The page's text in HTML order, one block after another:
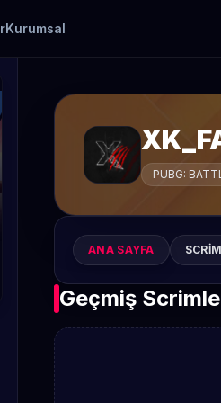
Kurumsal
PUBG:
ANA SAYFA
Geçmiş